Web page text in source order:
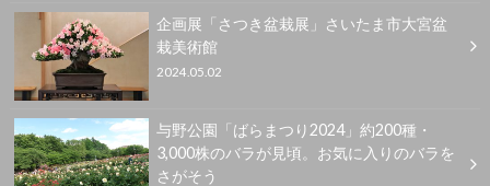
企画展「さつき盆栽展」さいたま市大宮盆
栽美術館
2024.05.02
与野公園「ばらまつり2024」約200種・
3,000株のバラが見頃。お気に入りのバラを
さがそう